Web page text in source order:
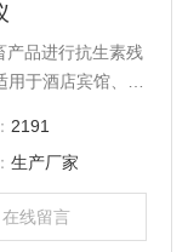
产品进行抗生素残
于酒店宾馆、企
测中心、各级工
术卫生监督等部
2191
生产厂家
在线留言